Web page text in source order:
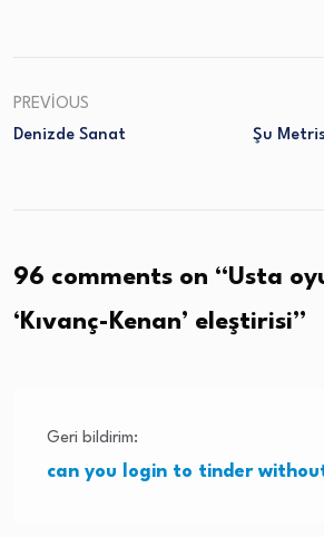
PREVIOUS
Denizde Sanat
Şu
96 comments on “Usta
‘Kıvanç-Kenan’ eleştirisi”
Geri bildirim:
can you login to tinder